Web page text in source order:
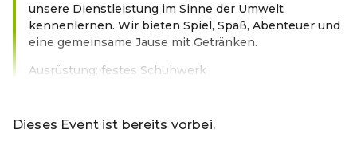
unsere Dienstleistung im Sinne der Umwelt
kennenlernen. Wir bieten Spiel, Spaß, Abenteuer und
eine gemeinsame Jause mit Getränken.
Ausrüstung: festes Schuhwerk
Dieses Event ist bereits vorbei.